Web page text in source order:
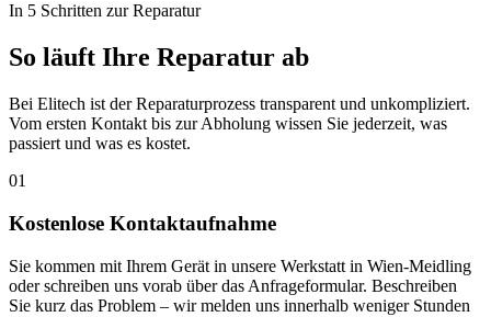
In 5 Schritten zur Reparatur
So läuft Ihre Reparatur ab
Bei Elitech ist der Reparaturprozess transparent und unkompliziert.
Vom ersten Kontakt bis zur Abholung wissen Sie jederzeit, was
passiert und was es kostet.
01
Kostenlose Kontaktaufnahme
Sie kommen mit Ihrem Gerät in unsere Werkstatt in Wien-Meidling
oder schreiben uns vorab über das Anfrageformular. Beschreiben
Sie kurz das Problem – wir melden uns innerhalb weniger Stunden